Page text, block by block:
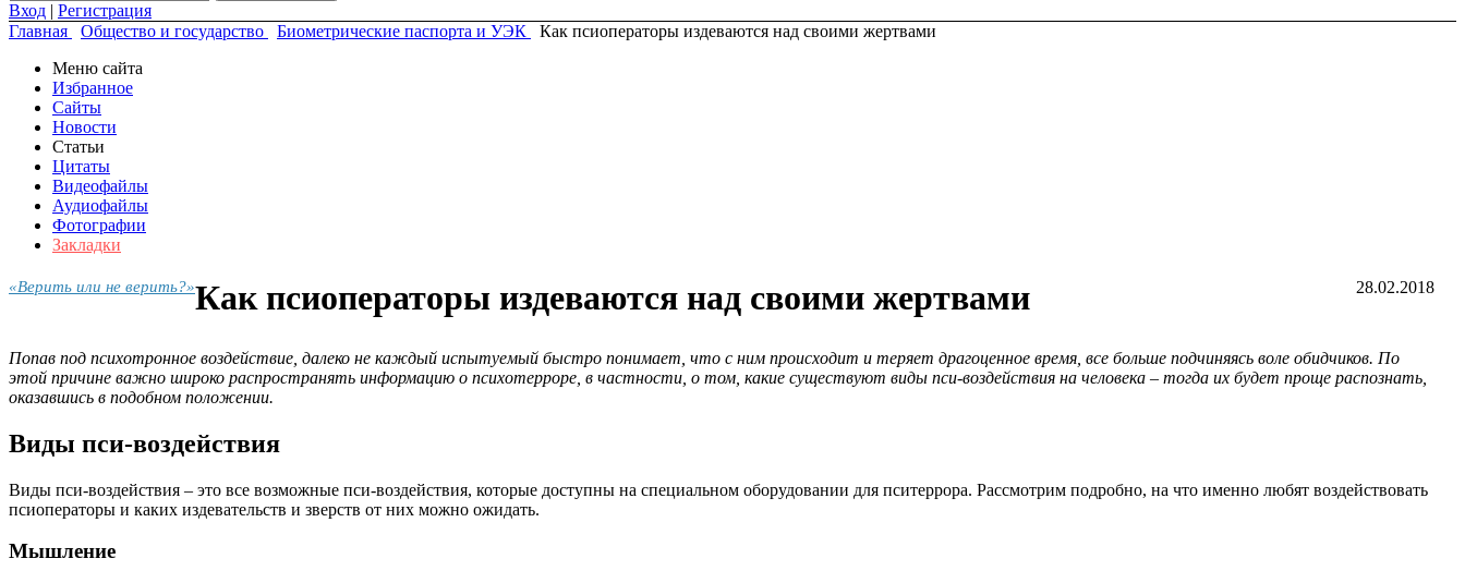
Вход | Регистрация
Главная
Общество и государство Биометрические паспорта и УЭК
Как псиоператоры издеваются над своими жертвами
Меню сайта
Избранное
Сайты
Новости
Статьи
Цитаты
Видеофайлы
Аудиофайлы
Фотографии
Закладки
«Верить или не верить?» 28.02.2018
Как псиоператоры издеваются над своими жертвами
Попав под психотронное воздействие, далеко не каждый испытуемый быстро понимает, что с ним происходит и теряет драгоценное время, все больше подчиняясь воле обидчиков. По
этой причине важно широко распространять информацию о психотерроре, в частности, о том, какие существуют виды пси-воздействия на человека – тогда их будет проще распознать,
оказавшись в подобном положении.
Виды пси-воздействия
Виды пси-воздействия – это все возможные пси-воздействия, которые доступны на специальном оборудовании для пситеррора. Рассмотрим подробно, на что именно любят воздействовать
псиоператоры и каких издевательств и зверств от них можно ожидать.
Мышление